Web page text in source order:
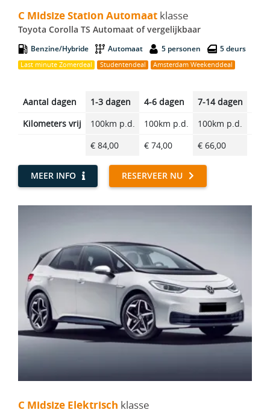
C Midsize Station Automaat klasse
Toyota Corolla TS Automaat of vergelijkbaar
Benzine/Hybride Automaat 5 personen 5 deurs
Last minute Zomerdeal Studentendeal Amsterdam Weekenddeal
Aantal dagen 1-3 dagen 4-6 dagen 7-14 dagen
Kilometers vrij
100km p.d. 100km p.d. 100km p.d.
€ 84,00
€ 74,00 € 66,00
MEER INFO RESERVEER NU
C Midsize Elektrisch klasse